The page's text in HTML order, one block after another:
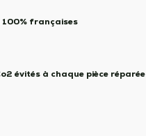
françaises
évités à chaque pièce réparée